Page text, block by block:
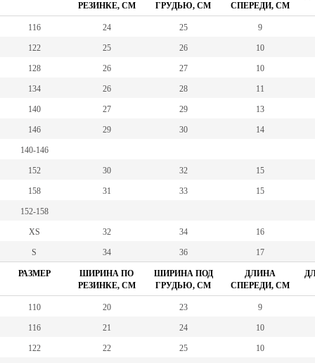
РЕЗИНКЕ, СМ
ГРУДЬЮ, СМ
СПЕРЕДИ, СМ
116 24 25 9
122 25 26 10
128 26 27 10
134 26 28 11
140 27 29 13
146 29 30 14
140-146
152 30 32 15
158 31 33 15
152-158
XS 32 34 16
S 34 36 17
РАЗМЕР
ШИРИНА ПО
РЕЗИНКЕ, СМ
ШИРИНА ПОД
ГРУДЬЮ, СМ
ДЛИНА
СПЕРЕДИ, СМ
110 20 23 9
116 21 24 10
122 22 25 10